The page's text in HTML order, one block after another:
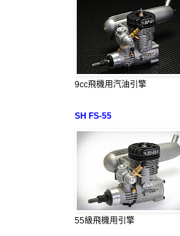
9cc飛機用汽油引擎
SH FS-55
55級飛機用引擎